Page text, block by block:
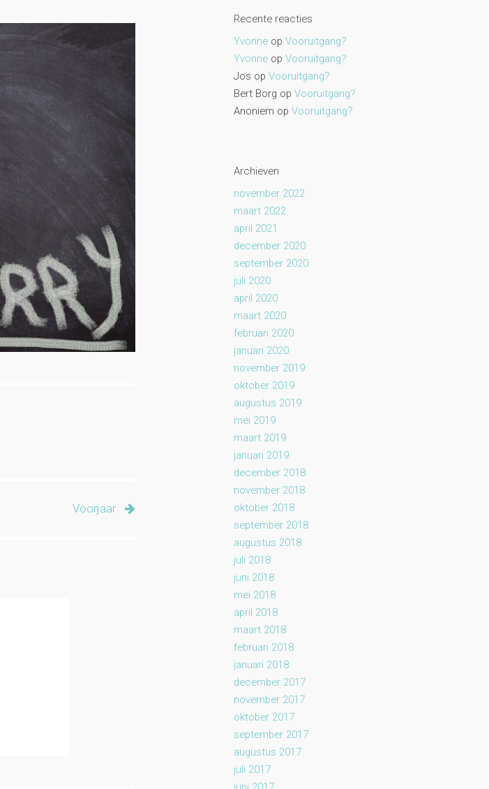
Voorjaar
Recente reacties
Yvonne opVooruitgang?
Yvonne opVooruitgang?
Jos opVooruitgang?
Bert Borg opVooruitgang?
Anoniem opVooruitgang?
Archieven
november 2022
maart 2022
april 2021
december 2020
september 2020
juli 2020
april 2020
maart 2020
februari 2020
januari 2020
november 2019
oktober 2019
augustus 2019
mei 2019
maart 2019
januari 2019
december 2018
november 2018
oktober 2018
september 2018
augustus 2018
juli 2018
juni 2018
mei 2018
april 2018
maart 2018
februari 2018
januari 2018
december 2017
november 2017
oktober 2017
september 2017
augustus 2017
juli 2017